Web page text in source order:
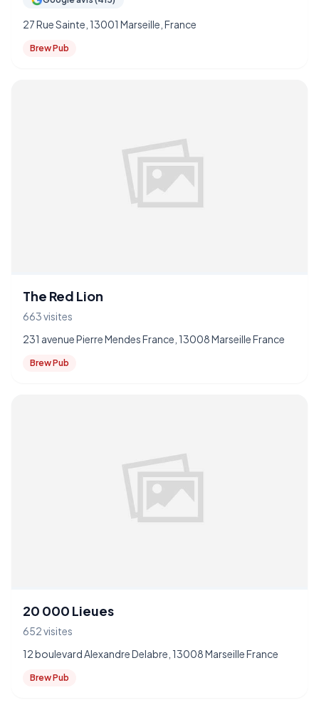
27 Rue Sainte, 13001 Marseille, France
Brew Pub
The Red Lion
663 visites
231 avenue Pierre Mendes France, 13008 Marseille France
Brew Pub
20 000 Lieues
652 visites
12 boulevard Alexandre Delabre, 13008 Marseille France
Brew Pub